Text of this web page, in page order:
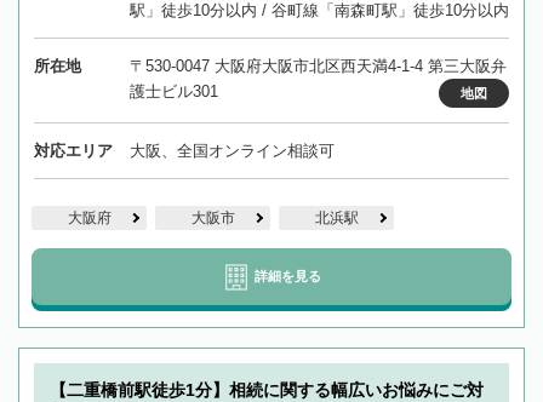
駅」徒歩10分以内 / 谷町線「南森町駅」徒歩10分以内
所在地
〒530-0047 大阪府大阪市北区西天満4-1-4 第三大阪弁
護士ビル301
地図
対応エリア 大阪、全国オンライン相談可
大阪府 大阪市 北浜駅
詳細を見る
【二重橋前駅徒歩1分】相続に関する幅広いお悩みにご対